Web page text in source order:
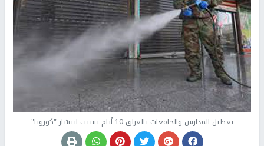
تعطيل المدارس والجامعات بالعراق 10 أيام بسبب انتشار "كورونا"